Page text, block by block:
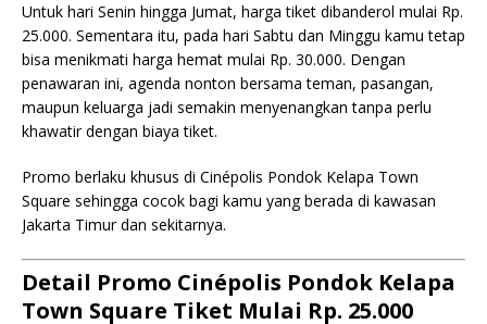
Untuk hari Senin hingga Jumat, harga tiket dibanderol mulai Rp.
25.000. Sementara itu, pada hari Sabtu dan Minggu kamu tetap
bisa menikmati harga hemat mulai Rp. 30.000. Dengan
penawaran ini, agenda nonton bersama teman, pasangan,
maupun keluarga jadi semakin menyenangkan tanpa perlu
khawatir dengan biaya tiket.
Promo berlaku khusus di Cinépolis Pondok Kelapa Town
Square sehingga cocok bagi kamu yang berada di kawasan
Jakarta Timur dan sekitarnya.
Detail Promo Cinépolis Pondok Kelapa
Town Square Tiket Mulai Rp. 25.000